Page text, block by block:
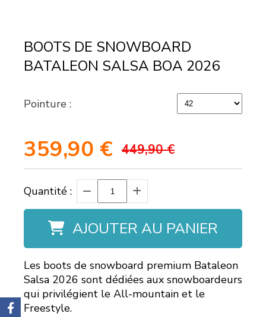
BOOTS DE SNOWBOARD
BATALEON SALSA BOA 2026
Pointure :
359,90 € 449,90 €
Quantité :
AJOUTER AU PANIER
Les boots de snowboard premium Bataleon
Salsa 2026 sont dédiées aux snowboardeurs
qui privilégient le All-mountain et le
Freestyle.